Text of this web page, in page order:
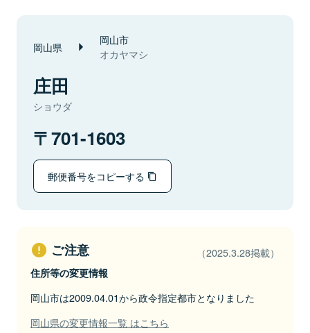
岡山県 岡山市
オカヤマシ
庄田
ショウダ
701-1603
郵便番号をコピーする
ご注意 （2025.3.28掲載）
住所等の変更情報
岡山市は2009.04.01から政令指定都市となりました
岡山県の変更情報一覧 はこちら